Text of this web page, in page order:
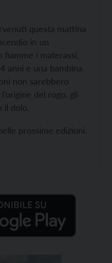
questa mattina
in un
fiamme i materassi,
anni e una bambina
non sarebbero
del rogo, gli
il dolo.
prossime edizioni.